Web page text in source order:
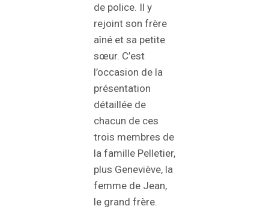
de police. Il y
rejoint son frère
aîné et sa petite
sœur. C’est
l’occasion de la
présentation
détaillée de
chacun de ces
trois membres de
la famille Pelletier,
plus Geneviève, la
femme de Jean,
le grand frère.